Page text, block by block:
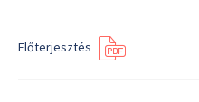
Előterjesztés